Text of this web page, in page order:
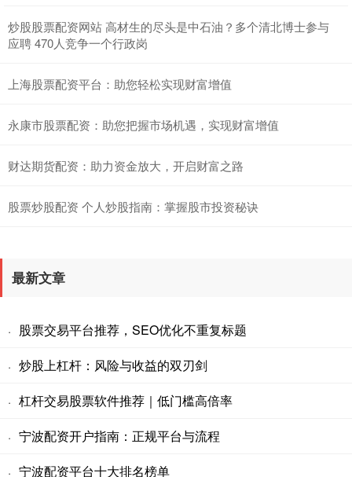
炒股股票配资网站 高材生的尽头是中石油？多个清北博士参与
应聘 470人竞争一个行政岗
上海股票配资平台：助您轻松实现财富增值
永康市股票配资：助您把握市场机遇，实现财富增值
财达期货配资：助力资金放大，开启财富之路
股票炒股配资 个人炒股指南：掌握股市投资秘诀
最新文章
· 股票交易平台推荐，SEO优化不重复标题
· 炒股上杠杆：风险与收益的双刃剑
· 杠杆交易股票软件推荐｜低门槛高倍率
· 宁波配资开户指南：正规平台与流程
· 宁波配资平台十大排名榜单